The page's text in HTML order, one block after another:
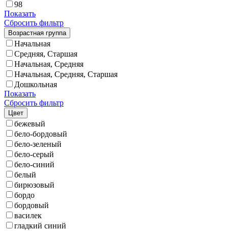
98
Показать
Сбросить фильтр
Возрастная группа
Начальная
Средняя, Старшая
Начальная, Средняя
Начальная, Средняя, Старшая
Дошкольная
Показать
Сбросить фильтр
Цвет
бежевый
бело-бордовый
бело-зеленый
бело-серый
бело-синий
белый
бирюзовый
бордо
бордовый
василек
гладкий синий